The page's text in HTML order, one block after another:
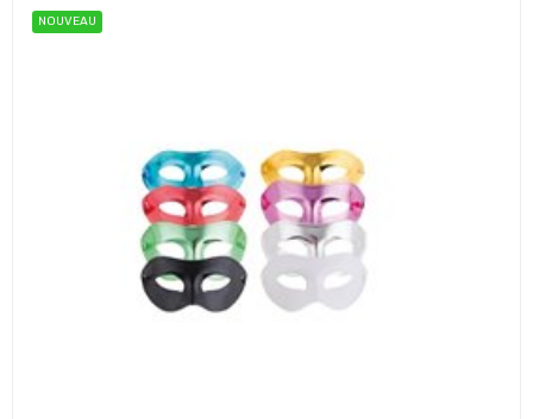
NOUVEAU